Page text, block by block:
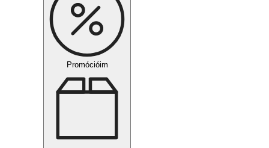
Promócióim